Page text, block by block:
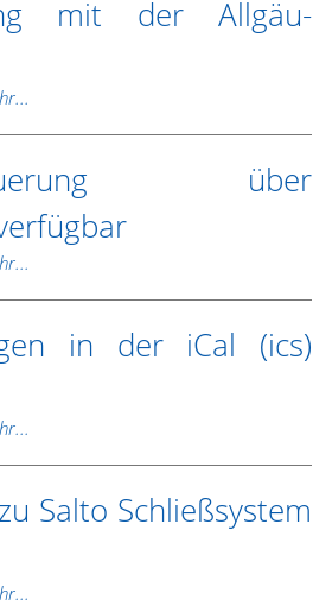
mit der Allgäu-
über
in der iCal (ics)
Salto Schließsystem